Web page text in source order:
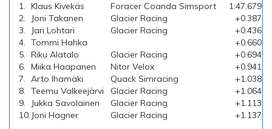
1. Klaus Kivekäs Foracer Coanda Simsport
1:47.679
2.
Joni Takanen Glacier Racing
+0.387
3.
Jari Lohtari Glacier Racing
+0.436
4. Tommi Hahka
+0.660
5. Riku Alatalo Glacier Racing
+0.694
6. Miika Haapanen Nitor Velox
+0.941
7. Arto Ihamäki Quack Simracing
+1.038
8. Teemu Valkeejärvi Glacier Racing
+1.064
9.
Jukka Savolainen Glacier Racing
+1.113
10. Joni Hagner Glacier Racing +1.137